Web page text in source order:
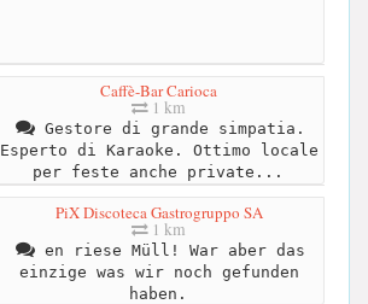
Caffè-Bar Carioca
1 km
Gestore di grande simpatia.
Esperto di Karaoke. Ottimo locale
per feste anche private...
PiX Discoteca Gastrogruppo SA
1 km
en riese Müll! War aber das
einzige was wir noch gefunden
haben.